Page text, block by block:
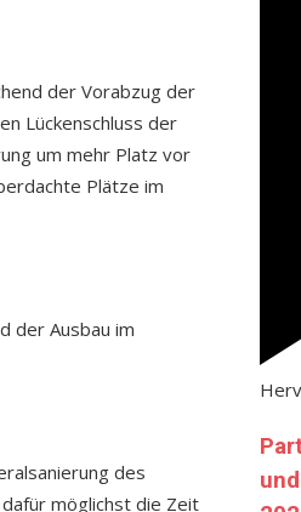
der Vorabzug der
Lückenschluss der
um mehr Platz vor
Plätze im
der Ausbau im
des
möglichst die Zeit